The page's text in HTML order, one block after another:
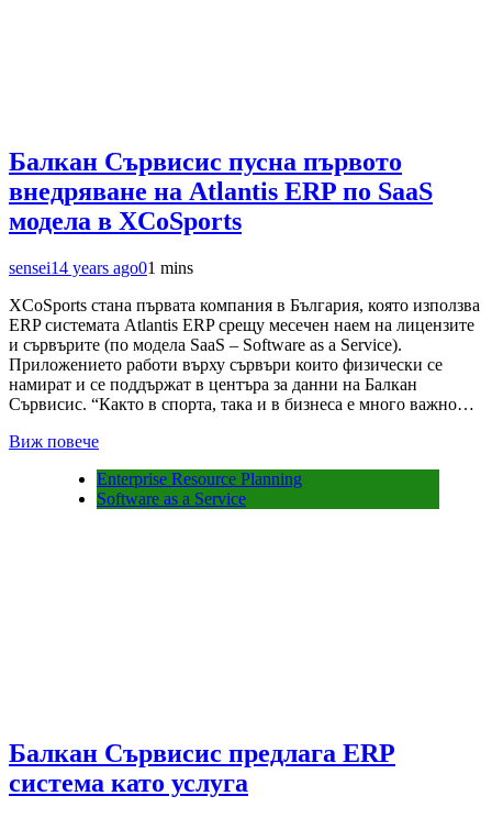
Балкан Сървисис пусна първото
внедряване на Atlantis ERP по SaaS
модела в XCoSports
sensei14 years ago01 mins
XCoSports стана първата компания в България, която използва
ERP системата Atlantis ERP срещу месечен наем на лицензите
и сървърите (по модела SaaS – Software as a Service).
Приложението работи върху сървъри които физически се
намират и се поддържат в центъра за данни на Балкан
Сървисис. “Както в спорта, така и в бизнеса е много важно…
Виж повече
Enterprise Resource Planning
Software as a Service
Балкан Сървисис предлага ERP
система като услуга